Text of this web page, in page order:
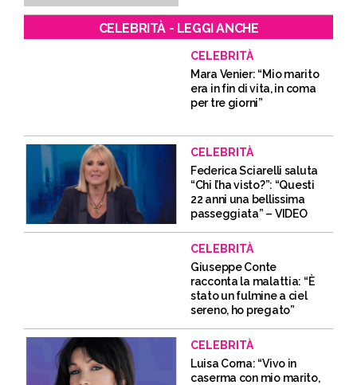
CELEBRITÀ - LEGGI ANCHE
CELEBRITÀ
Mara Venier: “Mio marito
era in fin di vita, in coma
per tre giorni”
CELEBRITÀ
Federica Sciarelli saluta
“Chi l’ha visto?”: “Questi
22 anni una bellissima
passeggiata” – VIDEO
CELEBRITÀ
Giuseppe Conte
racconta la malattia: “È
stato un fulmine a ciel
sereno, ho pregato”
CELEBRITÀ
Luisa Corna: “Vivo in
caserma con mio marito,